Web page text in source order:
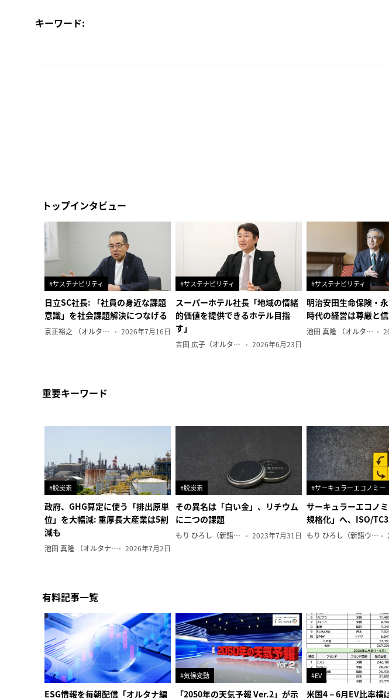
キーワード:
トップインタビュー
#サステナビリティ
日立SC社長: 「社員の身近な課題
意識」を社会課題解決につなげる
京正裕之 （オルタナ副編集長） 2026年7月16日
#サステナビリティ
スーパーホテル社長「地域の情緒
的価値を提供できるホテル目指
す」
吉田 広子（オルタナ輪番編集長） 2026年6月23日
#サステナビリティ
明治安田生命保険・
時代の経営は尊厳と信
池田 真隆 （オルタナ輪番編集長）
重要キーワード
#脱炭素
政府、GHG算定に使う「排出原単
位」を大幅減: 重厚長大産業は5割
減も
池田 真隆 （オルタナ輪番編集長） 2026年7月2日
#脱炭素
その異名は「白い金」、リチウム
に二つの課題
もり ひろし（新語ウォッチャー） 2023年7月31日
#サーキュラーエコノミー
サーキュラーエコノ
規格化」へ、ISO/
もり ひろし（新語ウォッチャー）
有料記事一覧
ESG情報を毎朝配信「オルタナ編
#気候変動
「2050年の天気予報 Ver.2」が示
#EV
米国4－6月EV比率横